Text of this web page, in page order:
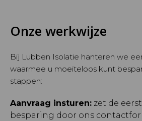
Onze werkwijze
Bij Lubben Isolatie hanteren we
waarmee u moeiteloos kunt
stappen:
Aanvraag insturen: zet de
besparing door ons